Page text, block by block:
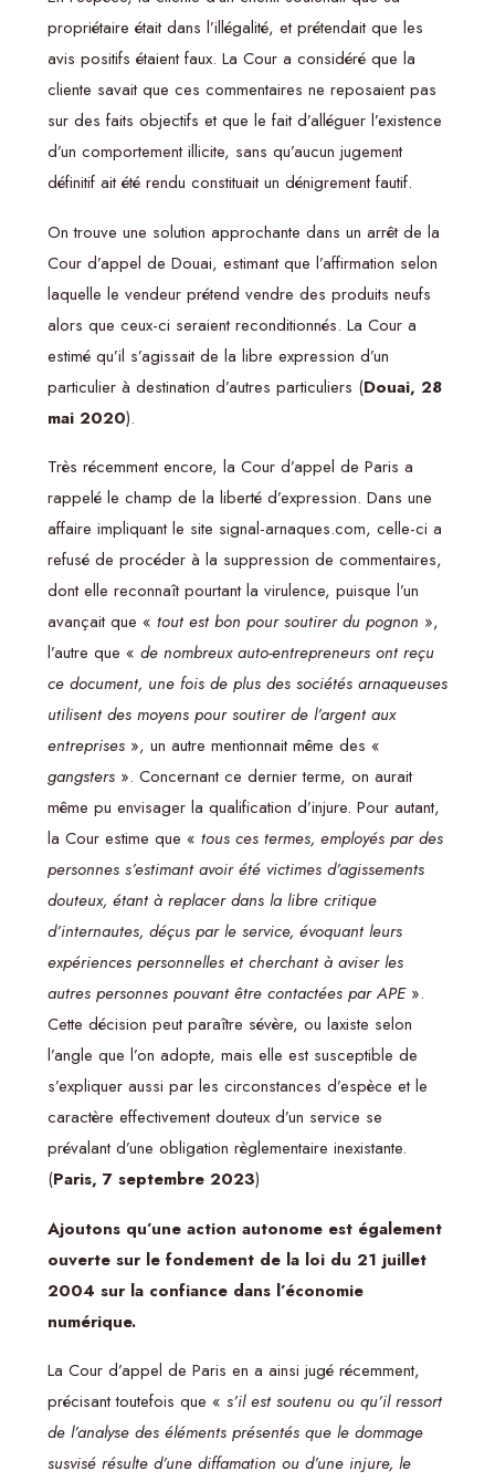
propriétaire était dans l’illégalité, et prétendait que les
avis positifs étaient faux. La Cour a considéré que la
cliente savait que ces commentaires ne reposaient pas
sur des faits objectifs et que le fait d’alléguer l’existence
d’un comportement illicite, sans qu’aucun jugement
définitif ait été rendu constituait un dénigrement fautif.
On trouve une solution approchante dans un arrêt de la
Cour d’appel de Douai, estimant que l’affirmation selon
laquelle le vendeur prétend vendre des produits neufs
alors que ceux-ci seraient reconditionnés. La Cour a
estimé qu’il s’agissait de la libre expression d’un
particulier à destination d’autres particuliers (Douai, 28
mai 2020).
Très récemment encore, la Cour d’appel de Paris a
rappelé le champ de la liberté d’expression. Dans une
affaire impliquant le site signal-arnaques.com, celle-ci a
refusé de procéder à la suppression de commentaires,
dont elle reconnaît pourtant la virulence, puisque l’un
avançait que « tout est bon pour soutirer du pognon »,
l’autre que « de nombreux auto-entrepreneurs ont reçu
ce document, une fois de plus des sociétés arnaqueuses
utilisent des moyens pour soutirer de l’argent aux
entreprises», un autre mentionnait même des «
gangsters». Concernant ce dernier terme, on aurait
même pu envisager la qualification d’injure. Pour autant,
la Cour estime que « tous ces termes, employés par des
personnes s’estimant avoir été victimes d’agissements
douteux, étant à replacer dans la libre critique
d’internautes, déçus par le service, évoquant leurs
expériences personnelles et cherchant à aviser les
autres personnes pouvant être contactées par APE».
Cette décision peut paraître sévère, ou laxiste selon
l’angle que l’on adopte, mais elle est susceptible de
s’expliquer aussi par les circonstances d’espèce et le
caractère effectivement douteux d’un service se
prévalant d’une obligation règlementaire inexistante.
(Paris, 7 septembre 2023)
Ajoutons qu’une action autonome est également
ouverte sur le fondement de la loi du 21 juillet
2004 sur la confiance dans l’économie
numérique.
La Cour d’appel de Paris en a ainsi jugé récemment,
précisant toutefois que « s’il est soutenu ou qu’il ressort
de l’analyse des éléments présentés que le dommage
susvisé résulte d’une diffamation ou d’une injure, le